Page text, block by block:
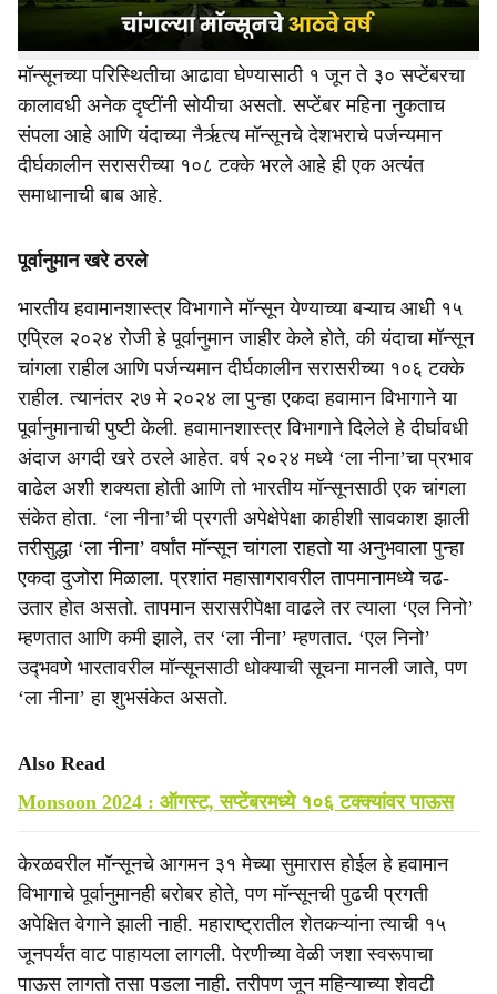
महाराष्ट्र राज्यात मॉन्सूनचा पाऊस १० जूनच्या सुमारास सुरू होतो
आणि तो ऑक्टोबरच्या मध्यापर्यंत चालतो. तरीही संपूर्ण देशावरील
मॉन्सूनच्या परिस्थितीचा आढावा घेण्यासाठी १ जून ते ३० सप्टेंबरचा
कालावधी अनेक दृष्टींनी सोयीचा असतो. सप्टेंबर महिना नुकताच
संपला आहे आणि यंदाच्या नैर्ऋत्य मॉन्सूनचे देशभराचे पर्जन्यमान
दीर्घकालीन सरासरीच्या १०८ टक्के भरले आहे ही एक अत्यंत
समाधानाची बाब आहे.
पूर्वानुमान खरे ठरले
भारतीय हवामानशास्त्र विभागाने मॉन्सून येण्याच्या बऱ्याच आधी १५
एप्रिल २०२४ रोजी हे पूर्वानुमान जाहीर केले होते, की यंदाचा मॉन्सून
चांगला राहील आणि पर्जन्यमान दीर्घकालीन सरासरीच्या १०६ टक्के
राहील. त्यानंतर २७ मे २०२४ ला पुन्हा एकदा हवामान विभागाने या
पूर्वानुमानाची पुष्टी केली. हवामानशास्त्र विभागाने दिलेले हे दीर्घावधी
अंदाज अगदी खरे ठरले आहेत. वर्ष २०२४ मध्ये ‘ला नीना’चा प्रभाव
वाढेल अशी शक्यता होती आणि तो भारतीय मॉन्सूनसाठी एक चांगला
संकेत होता. ‘ला नीना’ची प्रगती अपेक्षेपेक्षा काहीशी सावकाश झाली
तरीसुद्धा ‘ला नीना’ वर्षांत मॉन्सून चांगला राहतो या अनुभवाला पुन्हा
एकदा दुजोरा मिळाला. प्रशांत महासागरावरील तापमानामध्ये चढ-
उतार होत असतो. तापमान सरासरीपेक्षा वाढले तर त्याला ‘एल निनो’
म्हणतात आणि कमी झाले, तर ‘ला नीना’ म्हणतात. ‘एल निनो’
उद्‍भवणे भारतावरील मॉन्सूनसाठी धोक्याची सूचना मानली जाते, पण
‘ला नीना’ हा शुभसंकेत असतो.
Also Read
Monsoon 2024 : ऑगस्ट, सप्टेंबरमध्ये १०६ टक्क्यांवर पाऊस
केरळवरील मॉन्सूनचे आगमन ३१ मेच्या सुमारास होईल हे हवामान
विभागाचे पूर्वानुमानही बरोबर होते, पण मॉन्सूनची पुढची प्रगती
अपेक्षित वेगाने झाली नाही. महाराष्ट्रातील शेतकऱ्यांना त्याची १५
जूनपर्यंत वाट पाहायला लागली. पेरणीच्या वेळी जशा स्वरूपाचा
पाऊस लागतो तसा पडला नाही. तरीपण जून महिन्याच्या शेवटी